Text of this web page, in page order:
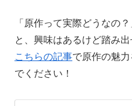
「原作って実際どうなの？
と、興味はあるけど踏み出
こちらの記事で原作の魅
でください！